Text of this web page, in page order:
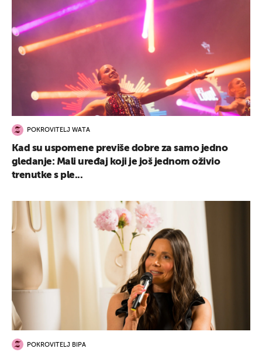
POKROVITELJ WATA
Kad su uspomene previše dobre za samo jedno
gledanje: Mali uređaj koji je još jednom oživio
trenutke s ple...
POKROVITELJ BIPA